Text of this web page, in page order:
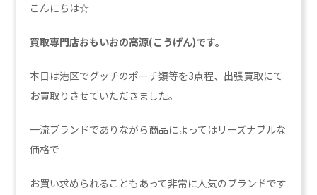
こんにちは☆
買取専門店おもいおの高源(こうげん)です。
本日は港区でグッチのポーチ類等を3点程、出張買取にて
お買取りさせていただきました。
一流ブランドでありながら商品によってはリーズナブルな
価格で
お買い求められることもあって非常に人気のブランドです